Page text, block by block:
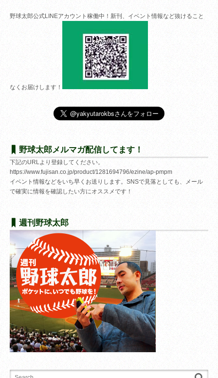
野球太郎公式LINEアカウント稼働中！新刊、イベント情報など抜けること
なくお届けします！
野球太郎メルマガ配信してます！
下記のURLより登録してください。
https://www.fujisan.co.jp/product/1281694796/ezine/ap-pmpm
イベント情報などをいち早くお送りします。SNSで見落としても、メール
で確実に情報を確認したい方にオススメです！
週刊野球太郎